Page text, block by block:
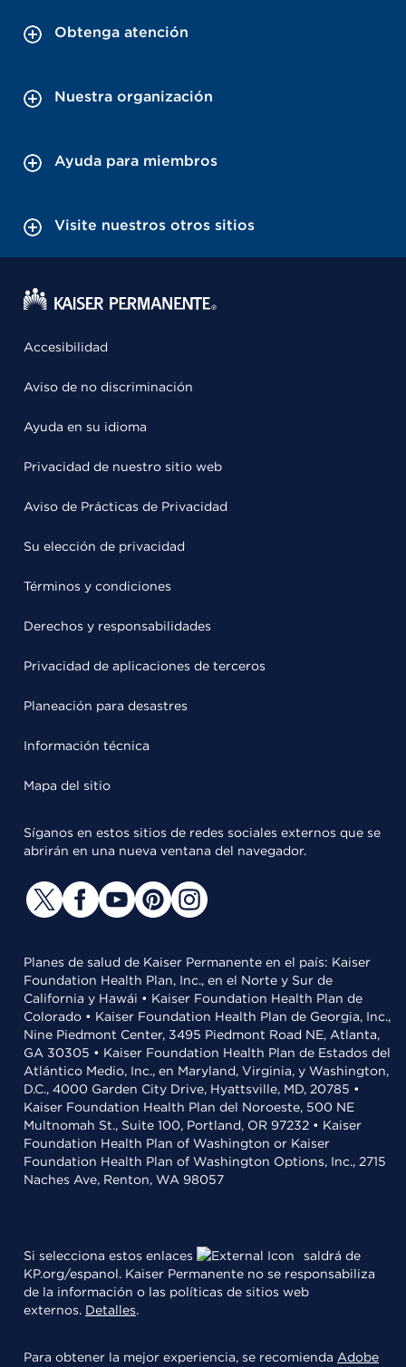
Obtenga atención
Nuestra organización
Ayuda para miembros
Visite nuestros otros sitios
Accesibilidad
Aviso de no discriminación
Ayuda en su idioma
Privacidad de nuestro sitio web
Aviso de Prácticas de Privacidad
Su elección de privacidad
Términos y condiciones
Derechos y responsabilidades
Privacidad de aplicaciones de terceros
Planeación para desastres
Información técnica
Mapa del sitio
Síganos en estos sitios de redes sociales externos que se
abrirán en una nueva ventana del navegador.
Planes de salud de Kaiser Permanente en el país: Kaiser
Foundation Health Plan, Inc., en el Norte y Sur de
California y Hawái • Kaiser Foundation Health Plan de
Colorado • Kaiser Foundation Health Plan de Georgia, Inc.,
Nine Piedmont Center, 3495 Piedmont Road NE, Atlanta,
GA 30305 • Kaiser Foundation Health Plan de Estados del
Atlántico Medio, Inc., en Maryland, Virginia, y Washington,
D.C., 4000 Garden City Drive, Hyattsville, MD, 20785 •
Kaiser Foundation Health Plan del Noroeste, 500 NE
Multnomah St., Suite 100, Portland, OR 97232 • Kaiser
Foundation Health Plan of Washington or Kaiser
Foundation Health Plan of Washington Options, Inc., 2715
Naches Ave, Renton, WA 98057
Si selecciona estos enlaces
saldrá de
KP.org/espanol. Kaiser Permanente no se responsabiliza
de la información o las políticas de sitios web
externos. Detalles.
Para obtener la mejor experiencia, se recomienda Adobe